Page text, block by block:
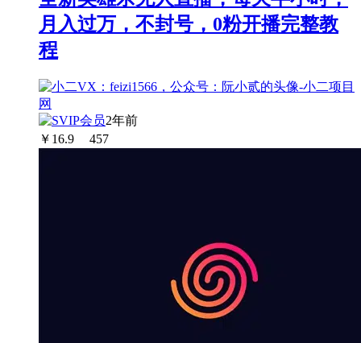
月入过万，不封号，0粉开播完整教
程
2年前
￥ 16.9 457